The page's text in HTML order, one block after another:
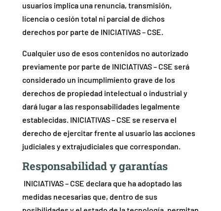
usuarios implica una renuncia, transmisión,
licencia o cesión total ni parcial de dichos
derechos por parte de INICIATIVAS – CSE.
Cualquier uso de esos contenidos no autorizado
previamente por parte de INICIATIVAS – CSE será
considerado un incumplimiento grave de los
derechos de propiedad intelectual o industrial y
dará lugar a las responsabilidades legalmente
establecidas. INICIATIVAS – CSE se reserva el
derecho de ejercitar frente al usuario las acciones
judiciales y extrajudiciales que correspondan.
Responsabilidad y garantías
INICIATIVAS – CSE declara que ha adoptado las
medidas necesarias que, dentro de sus